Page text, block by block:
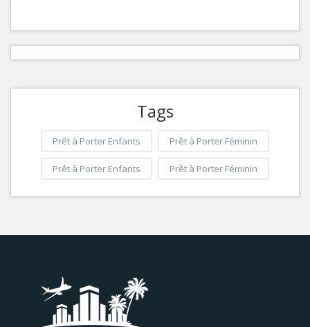
Tags
Prêt à Porter Enfants Prêt à Porter Féminin
Prêt à Porter Enfants Prêt à Porter Féminin